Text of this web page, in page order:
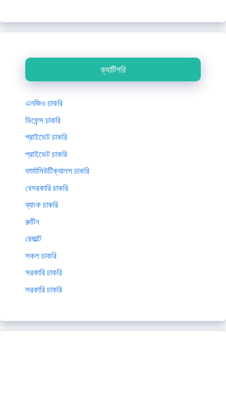
ক্যাটিগরি
এনজিও চাকরি
ডিফেন্স চাকরি
প্রাইভেট চাকরি
প্রাইভেট চাকরি
ফার্মাসিউটিক্যালস চাকরি
বেসরকারি চাকরি
ব্যাংক চাকরি
রুটিন
রেজাল্ট
সকল চাকরি
সরকারি চাকরি
সরকারি চাকরি